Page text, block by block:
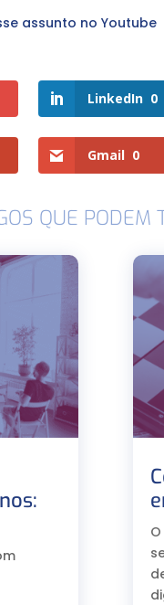
assunto no Youtube
LinkedIn 0
Gmail 0
QUE PODEM